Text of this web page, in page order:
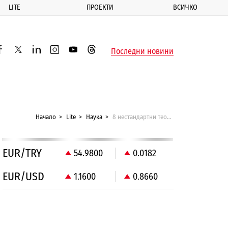
LITE ПРОЕКТИ ВСИЧКО
twitterlinkedininstagram
youtubethreadsПоследни новини
Начало Lite Наука 8 нестандартни теории за човешката еволюция
EUR/TRY 54.9800 0.0182
EUR/USD 1.1600 0.8660